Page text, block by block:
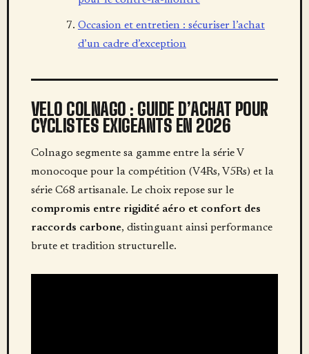
Occasion et entretien : sécuriser l’achat
d’un cadre d’exception
VELO COLNAGO : GUIDE D’ACHAT POUR
CYCLISTES EXIGEANTS EN 2026
Colnago segmente sa gamme entre la série V
monocoque pour la compétition (V4Rs, V5Rs) et la
série C68 artisanale. Le choix repose sur le
compromis entre rigidité aéro et confort des
raccords carbone, distinguant ainsi performance
brute et tradition structurelle.